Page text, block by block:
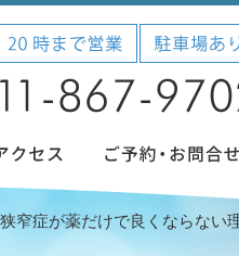
窄症が薬だけで良くならない